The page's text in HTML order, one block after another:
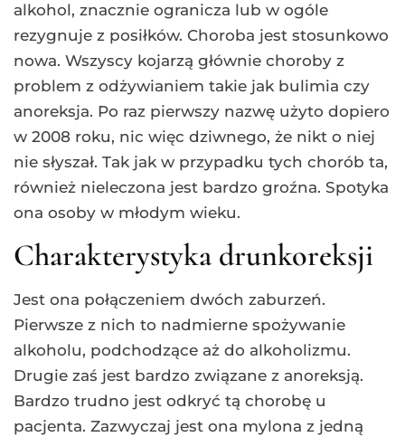
alkohol, znacznie ogranicza lub w ogóle
rezygnuje z posiłków. Choroba jest stosunkowo
nowa. Wszyscy kojarzą głównie choroby z
problem z odżywianiem takie jak bulimia czy
anoreksja. Po raz pierwszy nazwę użyto dopiero
w 2008 roku, nic więc dziwnego, że nikt o niej
nie słyszał. Tak jak w przypadku tych chorób ta,
również nieleczona jest bardzo groźna. Spotyka
ona osoby w młodym wieku.
Charakterystyka drunkoreksji
Jest ona połączeniem dwóch zaburzeń.
Pierwsze z nich to nadmierne spożywanie
alkoholu, podchodzące aż do alkoholizmu.
Drugie zaś jest bardzo związane z anoreksją.
Bardzo trudno jest odkryć tą chorobę u
pacjenta. Zazwyczaj jest ona mylona z jedną